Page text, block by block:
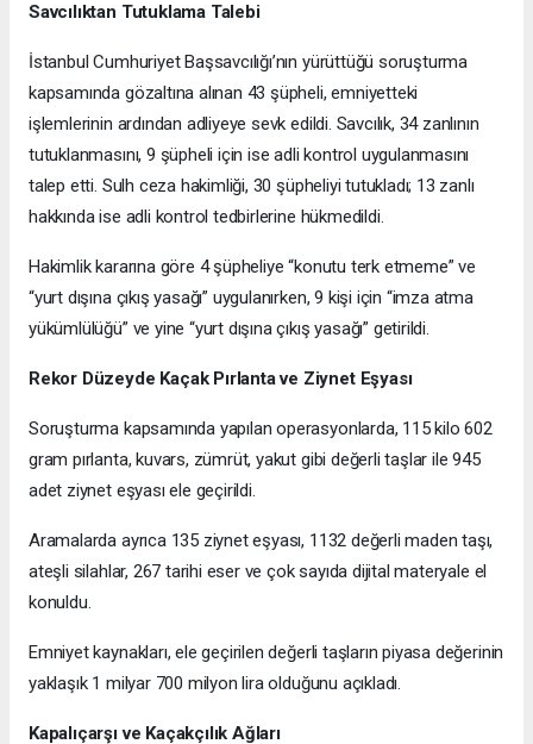
Savcılıktan Tutuklama Talebi
İstanbul Cumhuriyet Başsavcılığı’nın yürüttüğü soruşturma
kapsamında gözaltına alınan 43 şüpheli, emniyetteki
işlemlerinin ardından adliyeye sevk edildi. Savcılık, 34 zanlının
tutuklanmasını, 9 şüpheli için ise adli kontrol uygulanmasını
talep etti. Sulh ceza hakimliği, 30 şüpheliyi tutukladı; 13 zanlı
hakkında ise adli kontrol tedbirlerine hükmedildi.
Hakimlik kararına göre 4 şüpheliye “konutu terk etmeme” ve
“yurt dışına çıkış yasağı” uygulanırken, 9 kişi için “imza atma
yükümlülüğü” ve yine “yurt dışına çıkış yasağı” getirildi.
Rekor Düzeyde Kaçak Pırlanta ve Ziynet Eşyası
Soruşturma kapsamında yapılan operasyonlarda, 115 kilo 602
gram pırlanta, kuvars, zümrüt, yakut gibi değerli taşlar ile 945
adet ziynet eşyası ele geçirildi.
Aramalarda ayrıca 135 ziynet eşyası, 1132 değerli maden taşı,
ateşli silahlar, 267 tarihi eser ve çok sayıda dijital materyale el
konuldu.
Emniyet kaynakları, ele geçirilen değerli taşların piyasa değerinin
yaklaşık 1 milyar 700 milyon lira olduğunu açıkladı.
Kapalıçarşı ve Kaçakçılık Ağları